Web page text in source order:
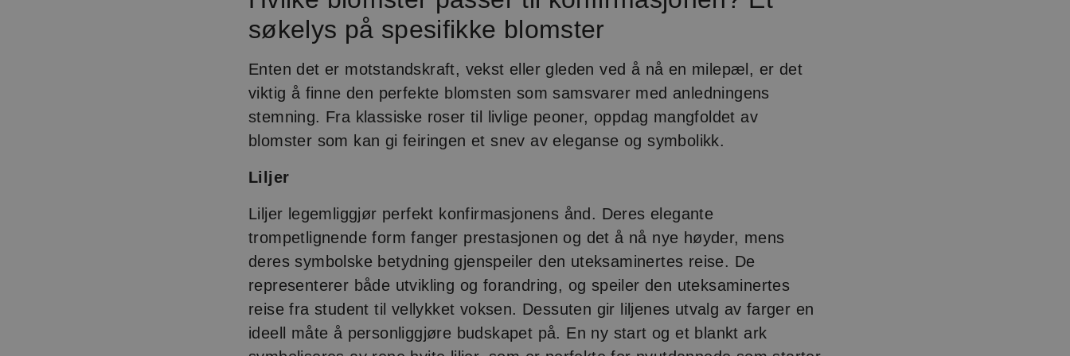
søkelys på spesifikke blomster
Enten det er motstandskraft, vekst eller gleden ved å nå en milepæl, er det
viktig å finne den perfekte blomsten som samsvarer med anledningens
stemning. Fra klassiske roser til livlige peoner, oppdag mangfoldet av
blomster som kan gi feiringen et snev av eleganse og symbolikk.
Liljer
Liljer legemliggjør perfekt konfirmasjonens ånd. Deres elegante
trompetlignende form fanger prestasjonen og det å nå nye høyder, mens
deres symbolske betydning gjenspeiler den uteksaminertes reise. De
representerer både utvikling og forandring, og speiler den uteksaminertes
reise fra student til vellykket voksen. Dessuten gir liljenes utvalg av farger en
ideell måte å personliggjøre budskapet på. En ny start og et blankt ark